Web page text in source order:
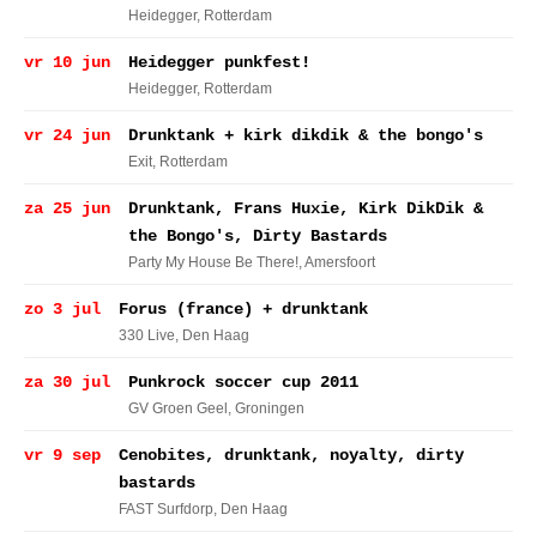
Heidegger, Rotterdam
vr 10 jun Heidegger punkfest!
Heidegger, Rotterdam
vr 24 jun Drunktank + kirk dikdik & the bongo's
Exit, Rotterdam
za 25 jun
Drunktank, Frans Huxie, Kirk DikDik &
the Bongo's, Dirty Bastards
Party My House Be There!, Amersfoort
zo 3 jul Forus (france) + drunktank
330 Live, Den Haag
za 30 jul Punkrock soccer cup 2011
GV Groen Geel , Groningen
vr 9 sep
Cenobites, drunktank, noyalty, dirty
bastards
FAST Surfdorp, Den Haag